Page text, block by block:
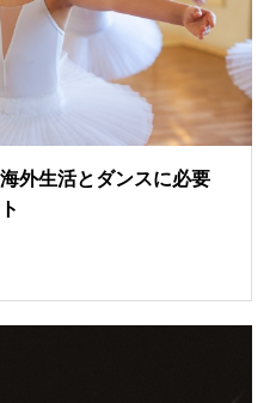
外生活とダンスに必要